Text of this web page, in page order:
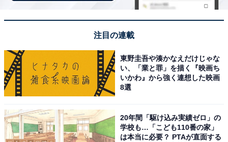
注目の連載
東野圭吾や湊かなえだけじゃな
い、「業と罪」を描く『映画ち
いかわ』から強く連想した映画
8選
20年間「駆け込み実績ゼロ」の
学校も…「こども110番の家」
は本当に必要？ PTAが直面する